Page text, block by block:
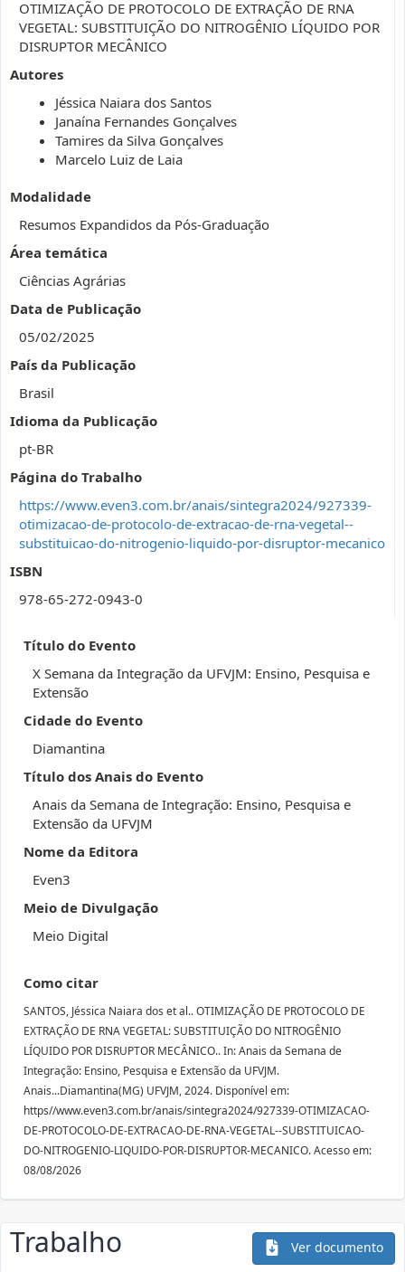
OTIMIZAÇÃO DE PROTOCOLO DE EXTRAÇÃO DE RNA
VEGETAL: SUBSTITUIÇÃO DO NITROGÊNIO LÍQUIDO POR
DISRUPTOR MECÂNICO
Autores
Jéssica Naiara dos Santos
Janaína Fernandes Gonçalves
Tamires da Silva Gonçalves
Marcelo Luiz de Laia
Modalidade
Resumos Expandidos da Pós-Graduação
Área temática
Ciências Agrárias
Data de Publicação
05/02/2025
País da Publicação
Brasil
Idioma da Publicação
pt-BR
Página do Trabalho
https://www.even3.com.br/anais/sintegra2024/927339-
otimizacao-de-protocolo-de-extracao-de-rna-vegetal--
substituicao-do-nitrogenio-liquido-por-disruptor-mecanico
ISBN
978-65-272-0943-0
Título do Evento
X Semana da Integração da UFVJM: Ensino, Pesquisa e
Extensão
Cidade do Evento
Diamantina
Título dos Anais do Evento
Anais da Semana de Integração: Ensino, Pesquisa e
Extensão da UFVJM
Nome da Editora
Even3
Meio de Divulgação
Meio Digital
Como citar
SANTOS, Jéssica Naiara dos et al.. OTIMIZAÇÃO DE PROTOCOLO DE
EXTRAÇÃO DE RNA VEGETAL: SUBSTITUIÇÃO DO NITROGÊNIO
LÍQUIDO POR DISRUPTOR MECÂNICO.. In: Anais da Semana de
Integração: Ensino, Pesquisa e Extensão da UFVJM.
Anais...Diamantina(MG) UFVJM, 2024. Disponível em:
https//www.even3.com.br/anais/sintegra2024/927339-OTIMIZACAO-
DE-PROTOCOLO-DE-EXTRACAO-DE-RNA-VEGETAL--SUBSTITUICAO-
DO-NITROGENIO-LIQUIDO-POR-DISRUPTOR-MECANICO. Acesso em:
08/08/2026
Trabalho Ver documento